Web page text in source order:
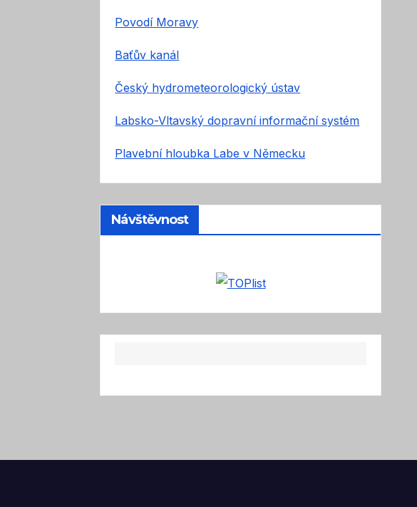
Povodí Moravy
Baťův kanál
Český hydrometeorologický ústav
Labsko-Vltavský dopravní informační systém
Plavební hloubka Labe v Německu
Návštěvnost